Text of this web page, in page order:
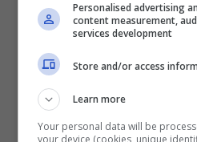
Personalised advertising
content measurement,
services development
Store and/or access
Learn more
Your personal data will be
your device (cookies, unique